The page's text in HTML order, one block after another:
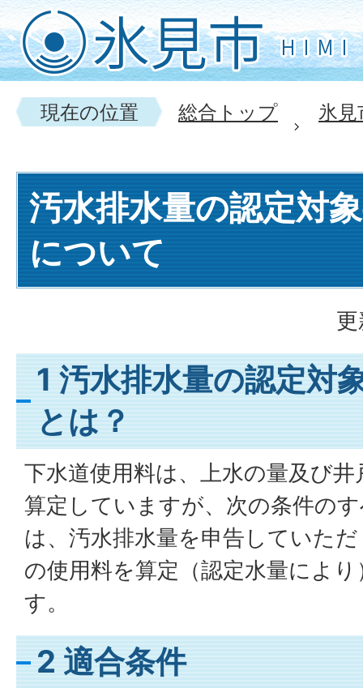
現在の位置 総合トップ 氷
汚水排水量の認定対
について
1 汚水排水量の認定対
とは？
下水道使用料は、上水の量及び
算定していますが、次の条件の
は、汚水排水量を申告していた
の使用料を算定（認定水量によ
す。
2 適合条件